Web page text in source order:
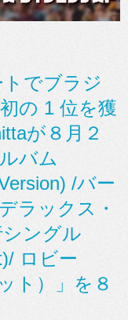
でブラジ
の 1 位を獲
が８月２
バム
/バー
ラックス・
ングル
ロビー
ト）」を８